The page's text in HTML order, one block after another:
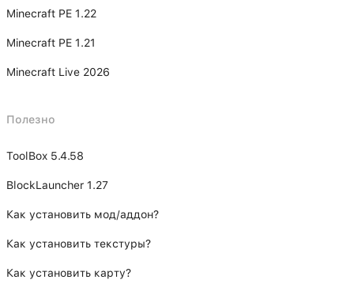
Minecraft PE 1.22
Minecraft PE 1.21
Minecraft Live 2026
Полезно
ToolBox 5.4.58
BlockLauncher 1.27
Как установить мод/аддон?
Как установить текстуры?
Как установить карту?